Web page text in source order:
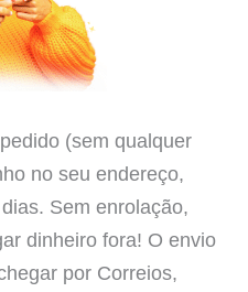
(sem qualquer
no seu endereço,
Sem enrolação,
dinheiro fora! O envio
por Correios,